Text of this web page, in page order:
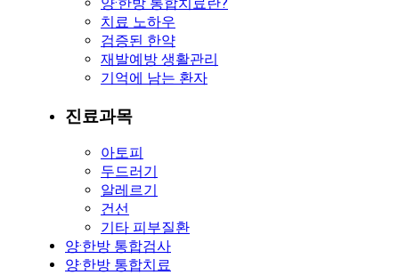
치료 노하우
검증된 한약
재발예방 생활관리
기억에 남는 환자
진료과목
아토피
두드러기
알레르기
건선
기타 피부질환
양·한방 통합검사
양·한방 통합치료